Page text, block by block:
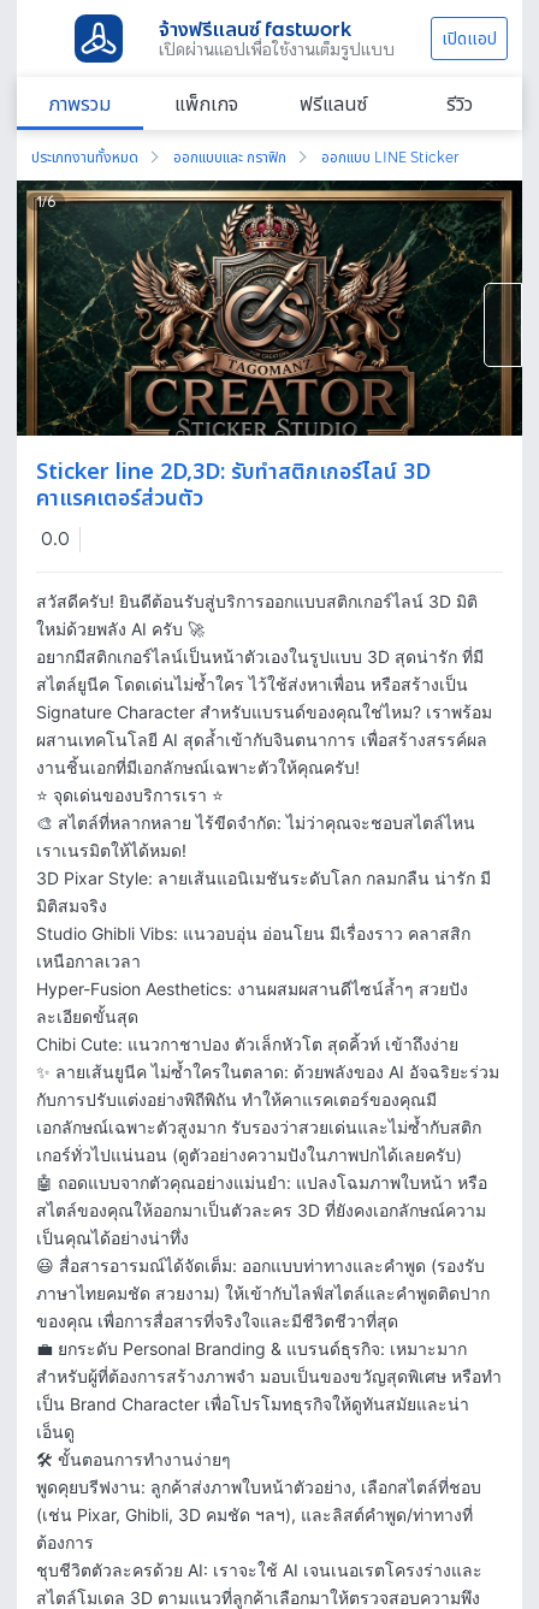
จ้างฟรีแลนซ์ fastwork
เปิดผ่านแอปเพื่อใช้งานเต็มรูปแบบ เปิดแอป
ภาพรวม แพ็กเกจ ฟรีแลนซ์ รีวิว
ประเภทงานทั้งหมด ออกแบบและ กราฟิก ออกแบบ LINE Sticker
1/6
Sticker line 2D,3D: รับทำสติกเกอร์ไลน์ 3D
คาแรคเตอร์ส่วนตัว
0.0
​สวัสดีครับ! ยินดีต้อนรับสู่บริการออกแบบสติกเกอร์ไลน์ 3D มิติ
ใหม่ด้วยพลัง AI ครับ 🚀
​อยากมีสติกเกอร์ไลน์เป็นหน้าตัวเองในรูปแบบ 3D สุดน่ารัก ที่มี
สไตล์ยูนีค โดดเด่นไม่ซ้ำใคร ไว้ใช้ส่งหาเพื่อน หรือสร้างเป็น
Signature Character สำหรับแบรนด์ของคุณใช่ไหม? เราพร้อม
ผสานเทคโนโลยี AI สุดล้ำเข้ากับจินตนาการ เพื่อสร้างสรรค์ผล
งานชิ้นเอกที่มีเอกลักษณ์เฉพาะตัวให้คุณครับ!
​⭐ จุดเด่นของบริการเรา ⭐
​🎨 สไตล์ที่หลากหลาย ไร้ขีดจำกัด: ไม่ว่าคุณจะชอบสไตล์ไหน
เราเนรมิตให้ได้หมด!
​3D Pixar Style: ลายเส้นแอนิเมชันระดับโลก กลมกลืน น่ารัก มี
มิติสมจริง
​Studio Ghibli Vibs: แนวอบอุ่น อ่อนโยน มีเรื่องราว คลาสสิก
เหนือกาลเวลา
​Hyper-Fusion Aesthetics: งานผสมผสานดีไซน์ล้ำๆ สวยปัง
ละเอียดขั้นสุด
​Chibi Cute: แนวกาชาปอง ตัวเล็กหัวโต สุดคิ้วท์ เข้าถึงง่าย
​✨ ลายเส้นยูนีค ไม่ซ้ำใครในตลาด: ด้วยพลังของ AI อัจฉริยะร่วม
กับการปรับแต่งอย่างพิถีพิถัน ทำให้คาแรคเตอร์ของคุณมี
เอกลักษณ์เฉพาะตัวสูงมาก รับรองว่าสวยเด่นและไม่ซ้ำกับสติก
เกอร์ทั่วไปแน่นอน (ดูตัวอย่างความปังในภาพปกได้เลยครับ)
​🤖 ถอดแบบจากตัวคุณอย่างแม่นยำ: แปลงโฉมภาพใบหน้า หรือ
สไตล์ของคุณให้ออกมาเป็นตัวละคร 3D ที่ยังคงเอกลักษณ์ความ
เป็นคุณได้อย่างน่าทึ่ง
​😃 สื่อสารอารมณ์ได้จัดเต็ม: ออกแบบท่าทางและคำพูด (รองรับ
ภาษาไทยคมชัด สวยงาม) ให้เข้ากับไลฟ์สไตล์และคำพูดติดปาก
ของคุณ เพื่อการสื่อสารที่จริงใจและมีชีวิตชีวาที่สุด
​💼 ยกระดับ Personal Branding & แบรนด์ธุรกิจ: เหมาะมาก
สำหรับผู้ที่ต้องการสร้างภาพจำ มอบเป็นของขวัญสุดพิเศษ หรือทำ
เป็น Brand Character เพื่อโปรโมทธุรกิจให้ดูทันสมัยและน่า
เอ็นดู
​🛠️ ขั้นตอนการทำงานง่ายๆ
​พูดคุยบรีฟงาน: ลูกค้าส่งภาพใบหน้าตัวอย่าง, เลือกสไตล์ที่ชอบ
(เช่น Pixar, Ghibli, 3D คมชัด ฯลฯ), และลิสต์คำพูด/ท่าทางที่
ต้องการ
​ชุบชีวิตตัวละครด้วย AI: เราจะใช้ AI เจนเนอเรตโครงร่างและ
สไตล์โมเดล 3D ตามแนวที่ลูกค้าเลือกมาให้ตรวจสอบความพึง